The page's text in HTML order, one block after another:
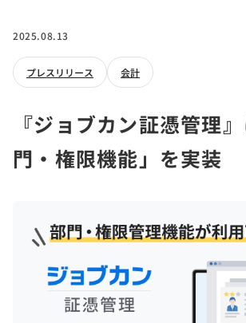
2025.08.13
プレスリリース 会計
『ジョブカン証憑管理
門・権限機能」を実装